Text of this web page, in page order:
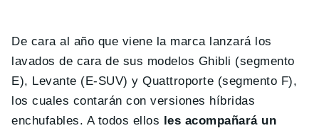
De cara al año que viene la marca lanzará los
lavados de cara de sus modelos Ghibli (segmento
E), Levante (E-SUV) y Quattroporte (segmento F),
los cuales contarán con versiones híbridas
enchufables. A todos ellos
les acompañará un